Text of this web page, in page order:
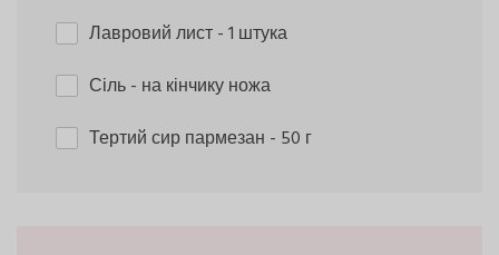
Лавровий лист- 1 штука
Сіль- на кінчику ножа
Тертий сир пармезан - 50 г